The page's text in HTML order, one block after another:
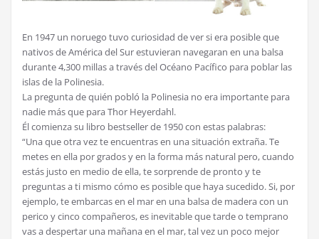
En 1947 un noruego tuvo curiosidad de ver si era posible que
nativos de América del Sur estuvieran navegaran en una balsa
durante 4,300 millas a través del Océano Pacífico para poblar las
islas de la Polinesia.
La pregunta de quién pobló la Polinesia no era importante para
nadie más que para Thor Heyerdahl.
Él comienza su libro bestseller de 1950 con estas palabras:
“Una que otra vez te encuentras en una situación extraña. Te
metes en ella por grados y en la forma más natural pero, cuando
estás justo en medio de ella, te sorprende de pronto y te
preguntas a ti mismo cómo es posible que haya sucedido. Si, por
ejemplo, te embarcas en el mar en una balsa de madera con un
perico y cinco compañeros, es inevitable que tarde o temprano
vas a despertar una mañana en el mar, tal vez un poco mejor